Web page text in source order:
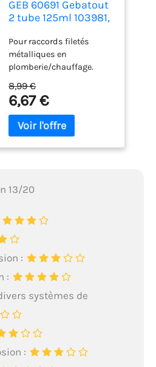
GEB 60691 Gebatout
2 tube 125ml 103981,
Pour raccords filetés
métalliques en
plomberie/chauffage.
avec de la filasse de lin
pour l'étanchéité de toute
partie filetée métallique :
vannes, robinets,
Résistance suffisant
8,99 €
6,67 €
13/20
:
:
systèmes de
: